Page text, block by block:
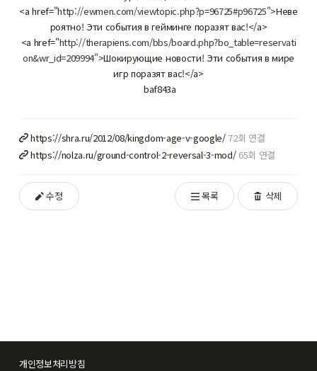
<a href="http://ewmen.com/viewtopic.php?p=96725#p96725">Неве
роятно! Эти события в гейминге поразят вас!</a>
<a href="http://therapiens.com/bbs/board.php?bo_table=reservati
on&wr_id=209994">Шокирующие новости! Эти события в мире
игр поразят вас!</a>
baf843a
https://shra.ru/2012/08/kingdom-age-v-google/ 72회 연결
https://nolza.ru/ground-control-2-reversal-3-mod/ 65회 연결
수정 목록 삭제
개인정보처리방침